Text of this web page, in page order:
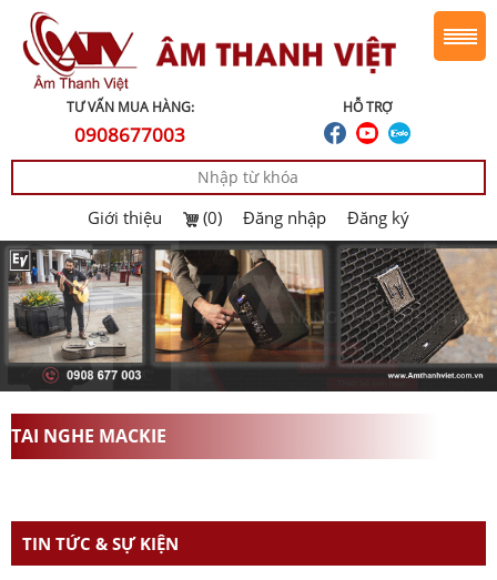
HỖ TRỢ
TƯ VẤN MUA HÀNG:
0908677003
Giới thiệu (0) Đăng nhập Đăng ký
TAI NGHE MACKIE
TIN TỨC & SỰ KIỆN